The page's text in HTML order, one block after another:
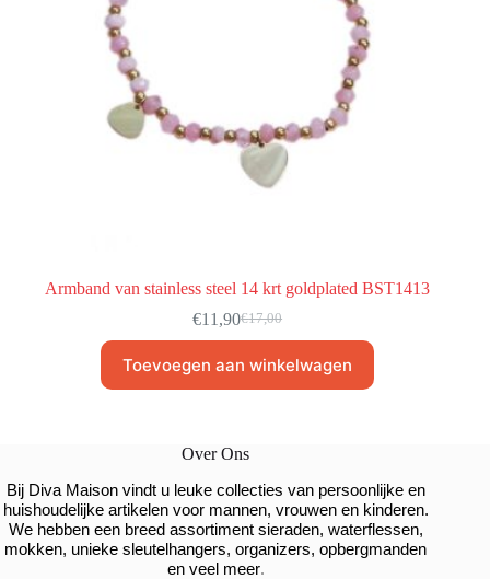
Armband van stainless steel 14 krt goldplated BST1413
€17,00
€11,90
Toevoegen aan winkelwagen
Over Ons
Bij Diva Maison vindt u leuke collecties van persoonlijke en
huishoudelijke artikelen voor mannen, vrouwen en kinderen.
We hebben een breed assortiment sieraden, waterflessen,
mokken, unieke sleutelhangers, organizers, opbergmanden
en veel meer.